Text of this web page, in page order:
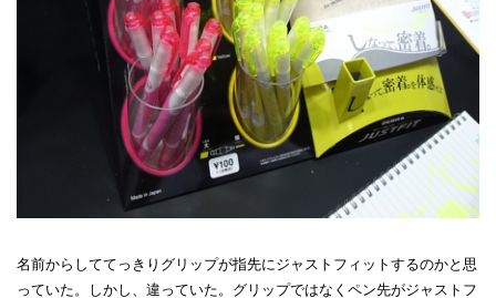
名前からしててっきりグリップが指先にジャストフィットするのかと思
っていた。しかし、違っていた。グリップではなくペン先がジャストフ